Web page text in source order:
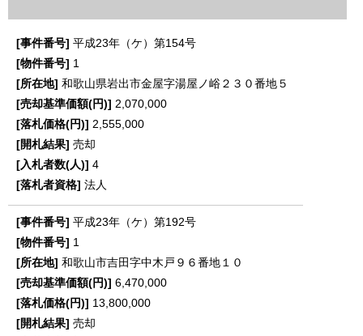
平成23年（ケ）第154号
1
和歌山県岩出市金屋字湯屋ノ峪２３０番地５
2,070,000
2,555,000
売却
4
法人
平成23年（ケ）第192号
1
和歌山市吉田字中木戸９６番地１０
6,470,000
13,800,000
売却